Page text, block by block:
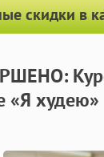
скидки в
«Я худею»